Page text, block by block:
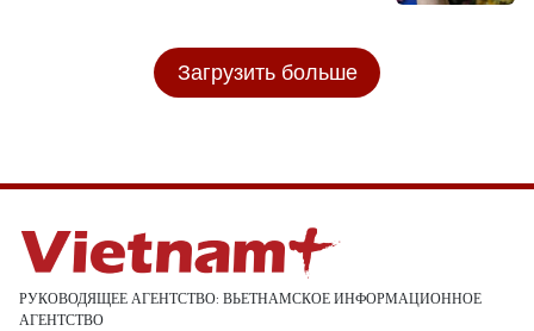
Загрузить больше
РУКОВОДЯЩЕЕ АГЕНТСТВО: ВЬЕТНАМСКОЕ ИНФОРМАЦИОННОЕ
АГЕНТСТВО